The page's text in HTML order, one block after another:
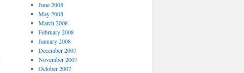
June 2008
May 2008
March 2008
February 2008
January 2008
December 2007
November 2007
October 2007